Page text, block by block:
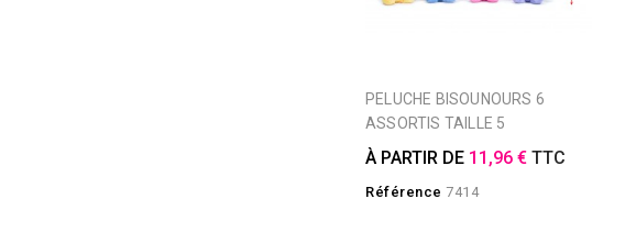
PELUCHE BISOUNOURS 6
ASSORTIS TAILLE 5
À PARTIR DE 11,96 € TTC
Référence 7414